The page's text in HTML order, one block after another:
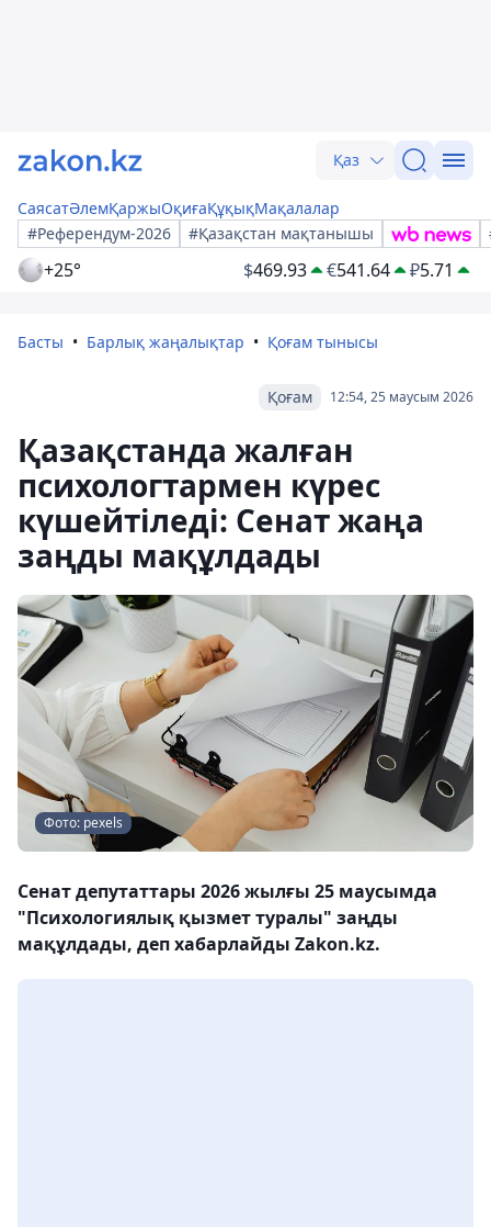
Қаз
СаясатӘлемҚаржыОқиғаҚұқықМақалалар
#Референдум-2026
#Қазақстан мақтанышы
+25° $469.93 €541.64 ₽5.71
Басты Барлық жаңалықтар Қоғам тынысы
12:54, 25 маусым 2026
Қоғам
Қазақстанда жалған
психологтармен күрес
күшейтіледі: Сенат жаңа
заңды мақұлдады
Фото: pexels
Сенат депутаттары 2026 жылғы 25 маусымда
"Психологиялық қызмет туралы" заңды
мақұлдады, деп хабарлайды Zakon.kz.